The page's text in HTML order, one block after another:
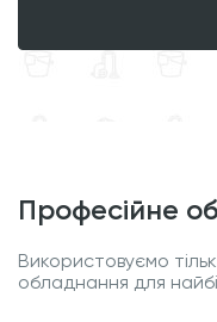
професійне
Використовуємо
обладнання для